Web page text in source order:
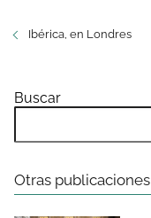
Ibérica, en Londres
Buscar
Otras publicaciones